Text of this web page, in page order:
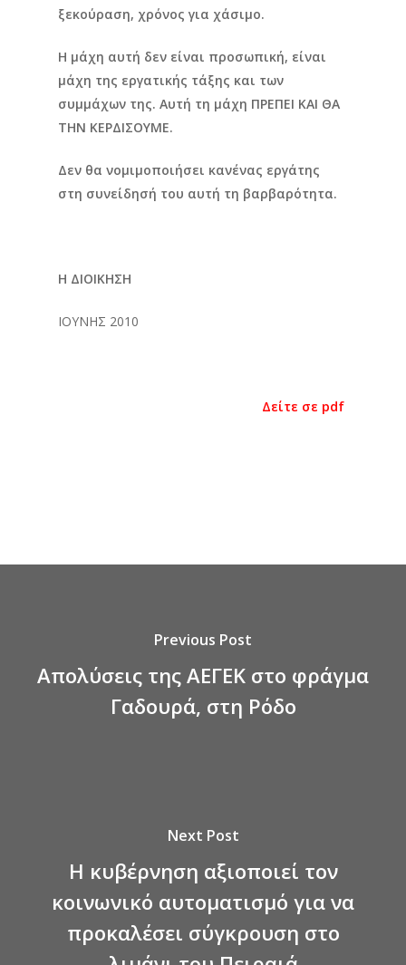
ξεκούραση, χρόνος για χάσιμο.
Η μάχη αυτή δεν είναι προσωπική, είναι
μάχη της εργατικής τάξης και των
συμμάχων της. Αυτή τη μάχη ΠΡΕΠΕΙ ΚΑΙ ΘΑ
ΤΗΝ ΚΕΡΔΙΣΟΥΜΕ.
Δεν θα νομιμοποιήσει κανένας εργάτης
στη συνείδησή του αυτή τη βαρβαρότητα.
Η ΔΙΟΙΚΗΣΗ
ΙΟΥΝΗΣ 2010
Δείτε σε pdf
Previous Post
Απολύσεις της ΑΕΓΕΚ στο φράγμα
Γαδουρά, στη Ρόδο
Next Post
Η κυβέρνηση αξιοποιεί τον
κοινωνικό αυτοματισμό για να
προκαλέσει σύγκρουση στο